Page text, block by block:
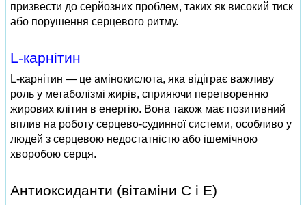
призвести до серйозних проблем, таких як високий тиск
або порушення серцевого ритму.
L-карнітин
L-карнітин — це амінокислота, яка відіграє важливу
роль у метаболізмі жирів, сприяючи перетворенню
жирових клітин в енергію. Вона також має позитивний
вплив на роботу серцево-судинної системи, особливо у
людей з серцевою недостатністю або ішемічною
хворобою серця.
Антиоксиданти (вітаміни С і Е)